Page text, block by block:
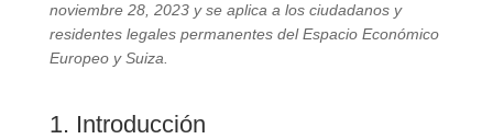
noviembre 28, 2023 y se aplica a los ciudadanos y
residentes legales permanentes del Espacio Económico
Europeo y Suiza.
1. Introducción